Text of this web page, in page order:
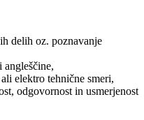
delih oz. poznavanje
angleščine,
elektro tehnične smeri,
odgovornost in usmerjenost